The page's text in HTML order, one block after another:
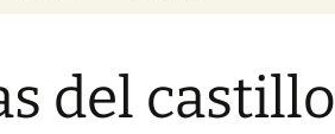
del castillo